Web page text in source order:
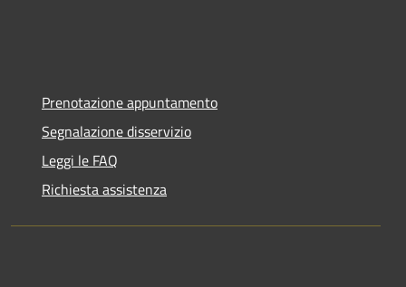
Prenotazione appuntamento
Segnalazione disservizio
Leggi le FAQ
Richiesta assistenza